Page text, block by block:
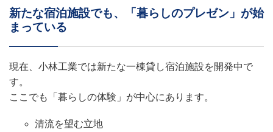
新たな宿泊施設でも、「暮らしのプレゼン」が始
まっている
現在、小林工業では新たな一棟貸し宿泊施設を開発中で
す。
ここでも「暮らしの体験」が中心にあります。
清流を望む立地